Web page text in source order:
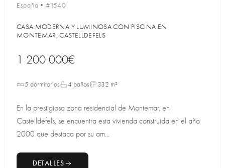
España • #1540
CASA MODERNA Y LUMINOSA CON PISCINA EN
MONTEMAR, CASTELLDEFELS
1 200 000€
5 dormitorios 4 baños 332 m²
En la prestigiosa zona residencial de Montemar, en
Castelldefels, se encuentra esta vivienda construida en el año
2000 que destaca por su am...
DETALLES